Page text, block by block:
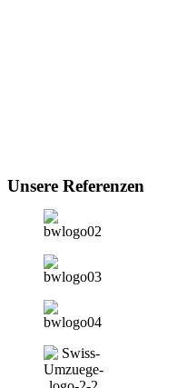
Unsere Referenzen